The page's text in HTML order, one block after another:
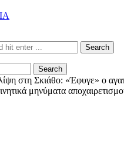
στη Σκιάθο: «Έφυγε» ο
μηνύματα